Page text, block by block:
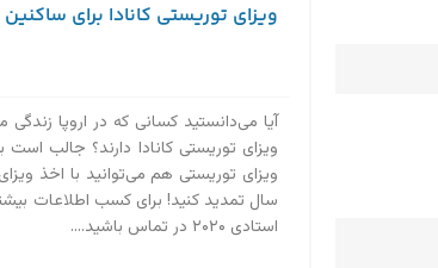
ویزای توریستی کانادا برای ساکنین
آیا می‌دانستید کسانی که در اروپا
ویزای توریستی کانادا دارند؟ جالب است
سال تمدید کنید! برای کسب اطلاعات
استادی ۲۰۲۰ در تماس باشید....